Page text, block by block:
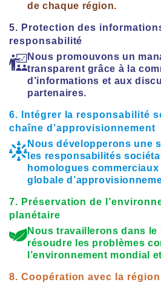
de chaque région.
5. Protection des
responsabilité
Nous promouvons un
transparent grâce à la
d’informations et aux
partenaires.
6. Intégrer la responsabilité
chaîne d’approvisionnement
Nous développerons une
les responsabilités
homologues
globale
7. Préservation de
planétaire
Nous travaillerons dans le
résoudre les problèmes
l’environnement mondial
8. Coopération avec la